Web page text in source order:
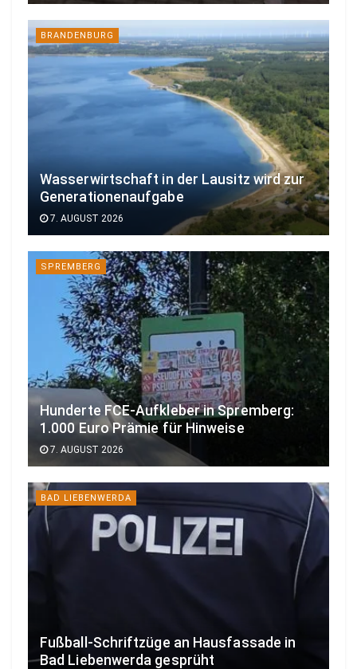
BRANDENBURG
Wasserwirtschaft in der Lausitz wird zur
Generationenaufgabe
7. AUGUST 2026
SPREMBERG
Hunderte FCE-Aufkleber in Spremberg:
1.000 Euro Prämie für Hinweise
7. AUGUST 2026
BAD LIEBENWERDA
Fußball-Schriftzüge an Hausfassade in
Bad Liebenwerda gesprüht